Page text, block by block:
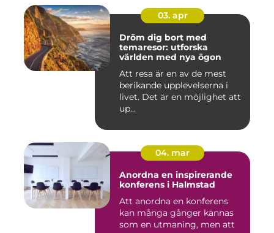
03. apr
Dröm dig bort med
temaresor: utforska
världen med nya ögon
Att resa är en av de mest
berikande upplevelserna i
livet. Det är en möjlighet att
up...
04. mar
Anordna en inspirerande
konferens i Halmstad
Att anordna en konferens
kan många gånger kännas
som en utmaning, men att